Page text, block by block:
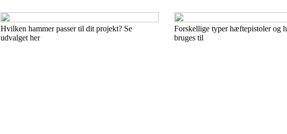
Hvilken hammer passer til dit projekt? Se
udvalget her
Forskellige typer hæftepistoler og
bruges til